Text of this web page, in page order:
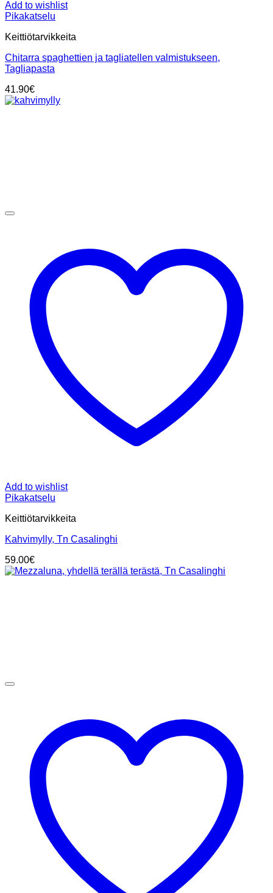
Add to wishlist
Pikakatselu
Keittiötarvikkeita
Chitarra spaghettien ja tagliatellen valmistukseen,
Tagliapasta
41.90€
Add to wishlist
Pikakatselu
Keittiötarvikkeita
Kahvimylly, Tn Casalinghi
59.00€